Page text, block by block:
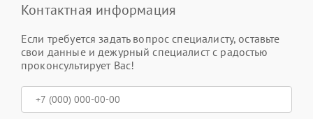
Контактная информация
Если требуется задать вопрос специалисту, оставьте
свои данные и дежурный специалист с радостью
проконсультирует Вас!